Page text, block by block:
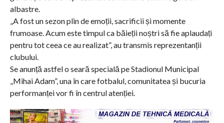
albastre.
„A fost un sezon plin de emoții, sacrificii și momente
frumoase. Acum este timpul ca băieții noștri să fie aplaudați
pentru tot ceea ce au realizat”, au transmis reprezentanții
clubului.
Se anunță astfel o seară specială pe Stadionul Municipal
„Mihai Adam”, una în care fotbalul, comunitatea și bucuria
performanței vor fi în centrul atenției.